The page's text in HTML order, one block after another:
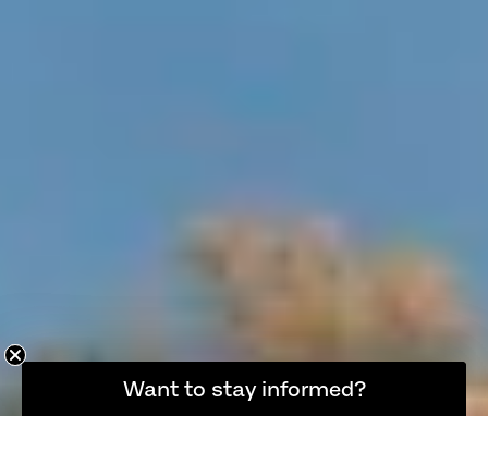
소식을 계속 받아보고 싶으신가요?
Want to stay informed?